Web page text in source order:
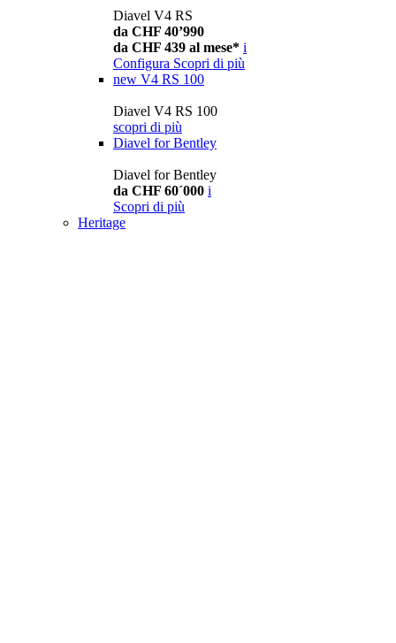
Diavel V4 RS
da CHF 40’990
da CHF 439 al mese* i
Configura Scopri di più
new V4 RS 100
Diavel V4 RS 100
scopri di più
Diavel for Bentley
Diavel for Bentley
da CHF 60´000 i
Scopri di più
Heritage